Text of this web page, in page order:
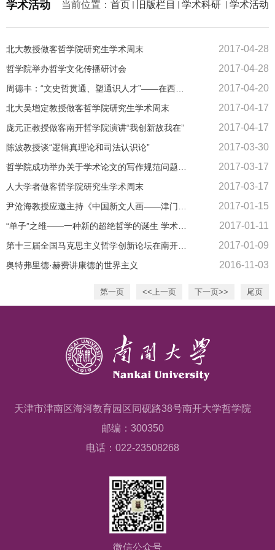
当前位置： 首页 旧版栏目 学术科研 学术活动
学术活动
北大教授做客哲学院研究生学术周末 2017-04-28
哲学院举办哲学文化传播研讨会 2017-04-28
2017-04-20
北大吴增定教授做客哲学院研究生学术周末 2017-04-17
庞元正教授做客南开哲学院演讲“我创新故我在” 2017-04-17
陈波教授谈“逻辑真理论和司法认识论” 2017-03-30
2017-03-17
人大学者做客哲学院研究生学术周末 2017-03-17
2017-01-15
2017-01-11
2017-01-09
奥特弗里德·赫费讲康德的世界主义 2016-11-03
第一页 <<上一页 下一页>> 尾页
天津市津南区海河教育园区同砚路38号南开大学哲学院
邮编：300350
电话：022-23508268
微信公众号